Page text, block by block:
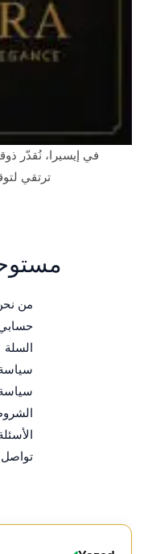
في إيسيرا، نُقدّر
ترتقي
من
السلة
سياسة
تواصل